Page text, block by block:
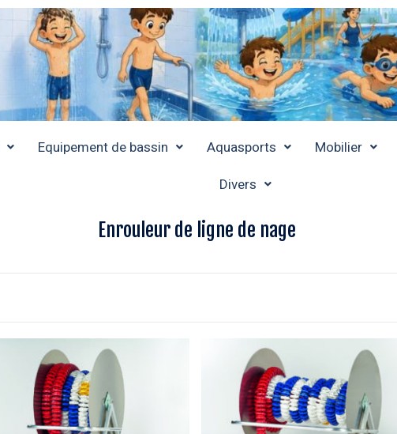
Equipement de bassin Aquasports Mobilier
Divers
Enrouleur de ligne de nage